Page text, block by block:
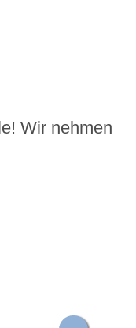
Wir nehmen